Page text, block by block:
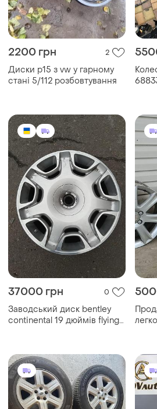
2200 грн 2
Диски р15 з vw у гарному
стані 5/112 розбовтування
37000 грн 0
Заводський диск bentley
continental 19 дюймів flying